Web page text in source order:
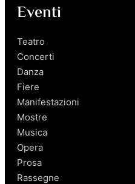
Eventi
Teatro
Concerti
Danza
Fiere
Manifestazioni
Mostre
Musica
Opera
Prosa
Rassegne